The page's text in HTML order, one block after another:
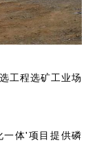
工程选矿工业场
一体'项目提供磷